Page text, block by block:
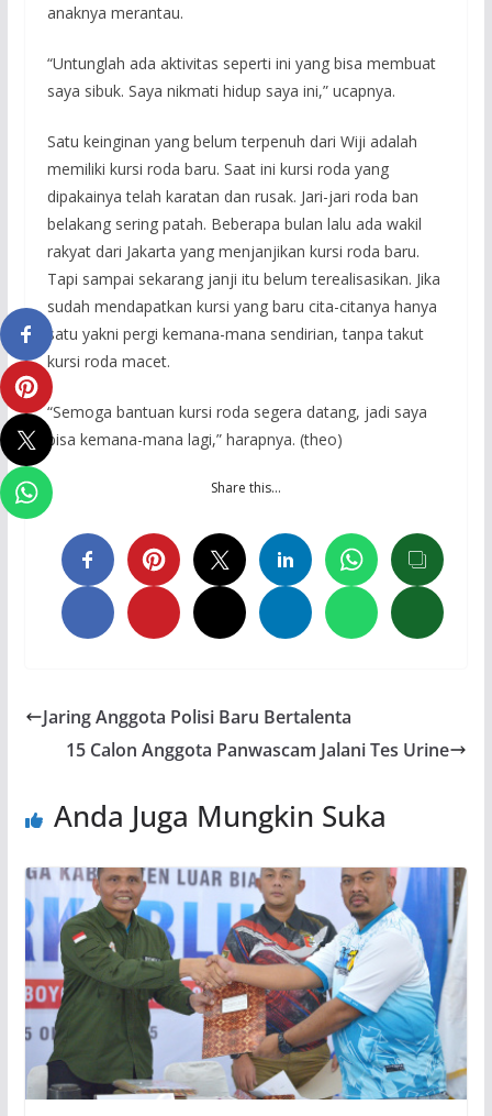
anaknya merantau.
“Untunglah ada aktivitas seperti ini yang bisa membuat
saya sibuk. Saya nikmati hidup saya ini,” ucapnya.
Satu keinginan yang belum terpenuh dari Wiji adalah
memiliki kursi roda baru. Saat ini kursi roda yang
dipakainya telah karatan dan rusak. Jari-jari roda ban
belakang sering patah. Beberapa bulan lalu ada wakil
rakyat dari Jakarta yang menjanjikan kursi roda baru.
Tapi sampai sekarang janji itu belum terealisasikan. Jika
sudah mendapatkan kursi yang baru cita-citanya hanya
satu yakni pergi kemana-mana sendirian, tanpa takut
kursi roda macet.
“Semoga bantuan kursi roda segera datang, jadi saya
bisa kemana-mana lagi,” harapnya. (theo)
Share this…
Jaring Anggota Polisi Baru Bertalenta
15 Calon Anggota Panwascam Jalani Tes Urine
Anda Juga Mungkin Suka